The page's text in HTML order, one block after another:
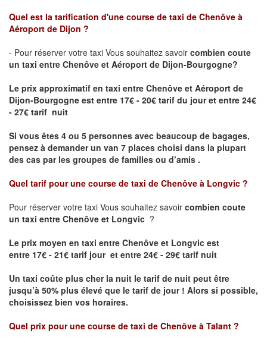
Quel est la tarification d'une course de taxi de Chenôve à
Aéroport de Dijon ?
- Pour réserver votre taxi Vous souhaitez savoir combien coute
un taxi entre Chenôve et Aéroport de Dijon-Bourgogne?
Le prix approximatif en taxi entre Chenôve et Aéroport de
Dijon-Bourgogne est entre 17€ - 20€ tarif du jour et entre 24€
- 27€ tarif nuit
Si vous êtes 4 ou 5 personnes avec beaucoup de bagages,
pensez à demander un van 7 places choisi dans la plupart
des cas par les groupes de familles ou d’amis .
Quel tarif pour une course de taxi de Chenôve à Longvic ?
Pour réserver votre taxi Vous souhaitez savoir combien coute
un taxi entre Chenôve et Longvic ?
Le prix moyen en taxi entre Chenôve et Longvic est
entre 17€ - 21€ tarif jour et entre 24€ - 29€ tarif nuit
Un taxi coûte plus cher la nuit le tarif de nuit peut être
jusqu’à 50% plus élevé que le tarif de jour ! Alors si possible,
choisissez bien vos horaires.
Quel prix pour une course de taxi de Chenôve à Talant ?